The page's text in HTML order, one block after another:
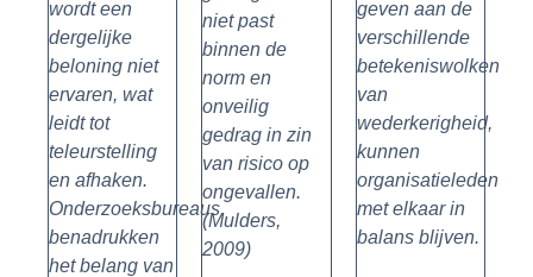
wordt een
dergelijke
beloning niet
ervaren, wat
leidt tot
teleurstelling
en afhaken.
Onderzoeksbureaus
benadrukken
het belang van
niet past
binnen de
norm en
onveilig
gedrag in zin
van risico op
ongevallen.
(Mulders,
2009)
geven aan de
verschillende
betekeniswolken
van
wederkerigheid,
kunnen
organisatieleden
met elkaar in
balans blijven.